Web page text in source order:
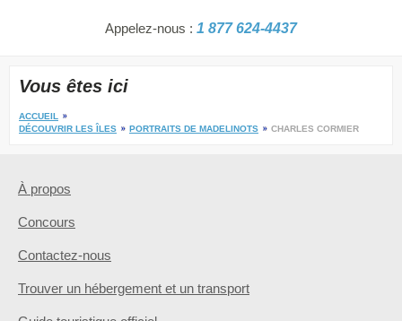
Appelez-nous : 1 877 624-4437
Vous êtes ici
ACCUEIL
DÉCOUVRIR LES ÎLES
PORTRAITS DE MADELINOTS CHARLES CORMIER
À propos
Concours
Contactez-nous
Trouver un hébergement et un transport